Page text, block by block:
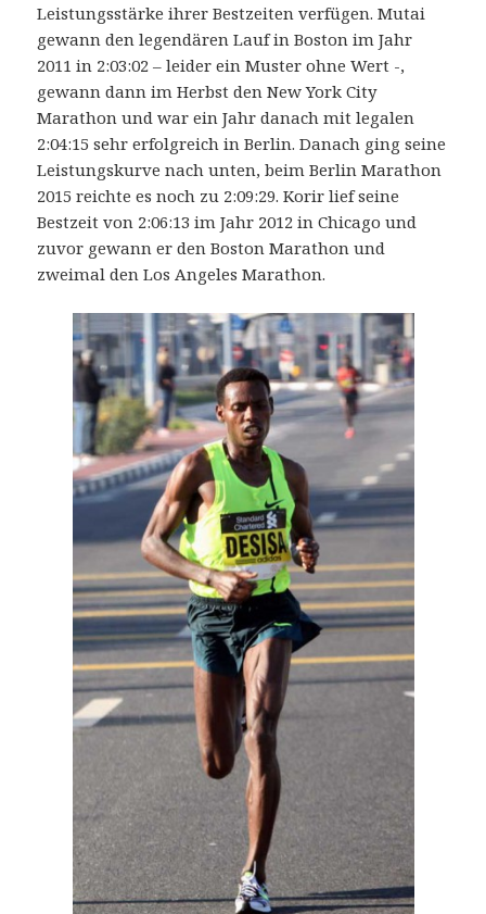
Leistungsstärke ihrer Bestzeiten verfügen. Mutai
gewann den legendären Lauf in Boston im Jahr
2011 in 2:03:02 – leider ein Muster ohne Wert -,
gewann dann im Herbst den New York City
Marathon und war ein Jahr danach mit legalen
2:04:15 sehr erfolgreich in Berlin. Danach ging seine
Leistungskurve nach unten, beim Berlin Marathon
2015 reichte es noch zu 2:09:29. Korir lief seine
Bestzeit von 2:06:13 im Jahr 2012 in Chicago und
zuvor gewann er den Boston Marathon und
zweimal den Los Angeles Marathon.